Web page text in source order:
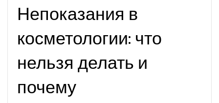
Непоказания в
косметологии: что
нельзя делать и
почему